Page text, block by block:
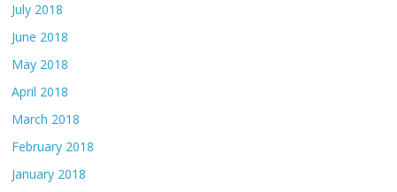
July 2018
June 2018
May 2018
April 2018
March 2018
February 2018
January 2018